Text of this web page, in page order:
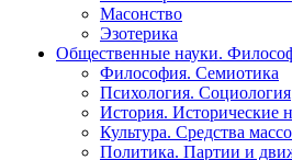
Масонство
Эзотерика
Общественные науки.
Философия. Семиотика
Психология. Социология
История. Исторические
Культура. Средства
Политика. Партии и